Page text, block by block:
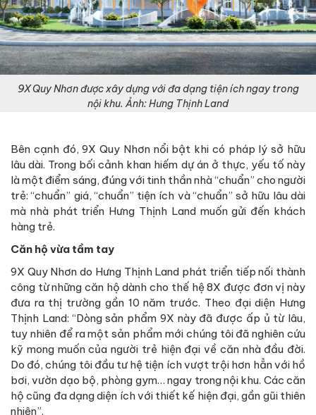
9X Quy Nhơn được xây dựng với đa dạng tiện ích ngay trong
nội khu. Ảnh: Hưng Thịnh Land
Bên cạnh đó, 9X Quy Nhơn nổi bật khi có pháp lý sở hữu
lâu dài. Trong bối cảnh khan hiếm dự án ở thực, yếu tố này
là một điểm sáng, đúng với tinh thần nhà “chuẩn” cho người
trẻ: “chuẩn” giá, “chuẩn” tiện ích và “chuẩn” sở hữu lâu dài
mà nhà phát triển Hưng Thịnh Land muốn gửi đến khách
hàng trẻ.
Căn hộ vừa tầm tay
9X Quy Nhơn do Hưng Thịnh Land phát triển tiếp nối thành
công từ những căn hộ dành cho thế hệ 8X được đơn vị này
đưa ra thị trường gần 10 năm trước. Theo đại diện Hưng
Thịnh Land: “Dòng sản phẩm 9X này đã được ấp ủ từ lâu,
tuy nhiên để ra một sản phẩm mới chúng tôi đã nghiên cứu
kỹ mong muốn của người trẻ hiện đại về căn nhà đầu đời.
Do đó, chúng tôi đầu tư hệ tiện ích vượt trội hơn hẳn với hồ
bơi, vườn dạo bộ, phòng gym… ngay trong nội khu. Các căn
hộ cũng đa dạng diện ích với thiết kế hiện đại, gần gũi thiên
nhiên”.